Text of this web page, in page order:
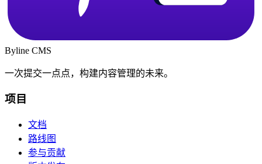
Byline CMS
一次提交一点点，构建内容管理的未来。
项目
文档
路线图
参与贡献